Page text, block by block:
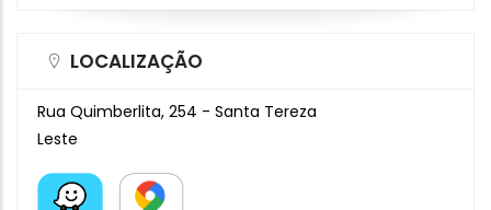
LOCALIZAÇÃO
Rua Quimberlita, 254 - Santa Tereza
Leste